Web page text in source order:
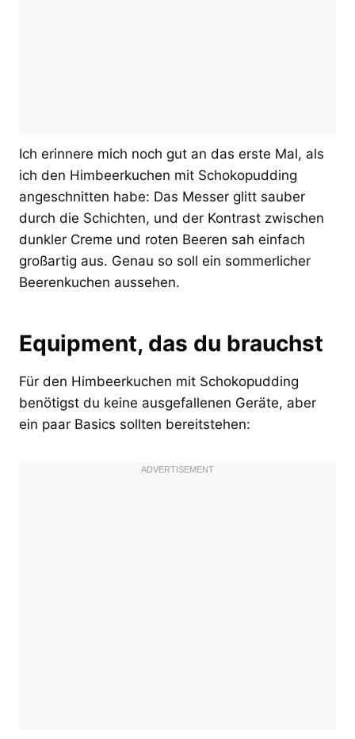
Ich erinnere mich noch gut an das erste Mal, als
ich den Himbeerkuchen mit Schokopudding
angeschnitten habe: Das Messer glitt sauber
durch die Schichten, und der Kontrast zwischen
dunkler Creme und roten Beeren sah einfach
großartig aus. Genau so soll ein sommerlicher
Beerenkuchen aussehen.
Equipment, das du brauchst
Für den Himbeerkuchen mit Schokopudding
benötigst du keine ausgefallenen Geräte, aber
ein paar Basics sollten bereitstehen: